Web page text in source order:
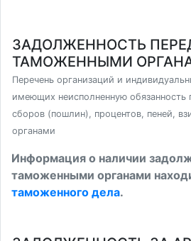
ЗАДОЛЖЕННОСТЬ
ТАМОЖЕННЫМИ
Перечень организаций и
имеющих неисполненную обязанность
сборов (пошлин), процентов, пеней,
органами
Информация о наличии
таможенными органами
таможенного дела.